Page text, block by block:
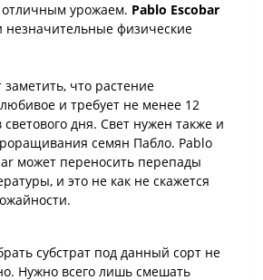
отличным урожаем. Pablo Escobar
незначительные физические
заметить, что растение
и требует не менее 12
светового дня. Свет нужен также и
семян Пабло. Pablo
может переносить перепады
и это не как не скажется
субстрат под данный сорт не
Нужно всего лишь смешать